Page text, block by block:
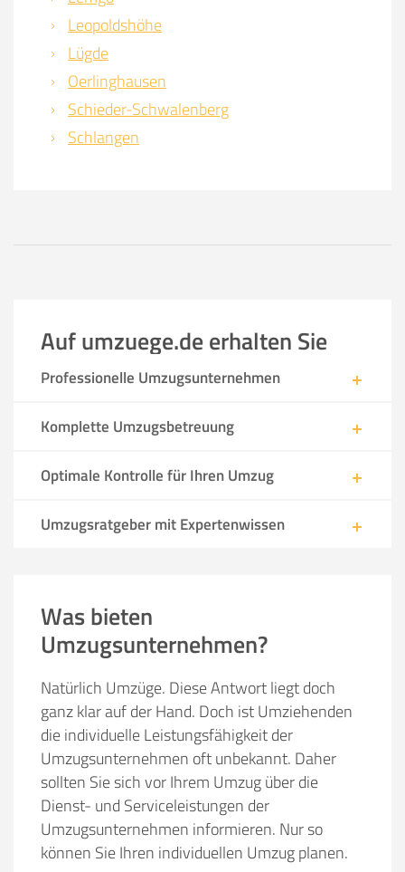
Leopoldshöhe
Lügde
Oerlinghausen
Schieder-Schwalenberg
Schlangen
Auf umzuege.de erhalten Sie
Professionelle Umzugsunternehmen
Komplette Umzugsbetreuung
Optimale Kontrolle für Ihren Umzug
Umzugsratgeber mit Expertenwissen
Was bieten
Umzugsunternehmen?
Natürlich Umzüge. Diese Antwort liegt doch
ganz klar auf der Hand. Doch ist Umziehenden
die individuelle Leistungsfähigkeit der
Umzugsunternehmen oft unbekannt. Daher
sollten Sie sich vor Ihrem Umzug über die
Dienst- und Serviceleistungen der
Umzugsunternehmen informieren. Nur so
können Sie Ihren individuellen Umzug planen.